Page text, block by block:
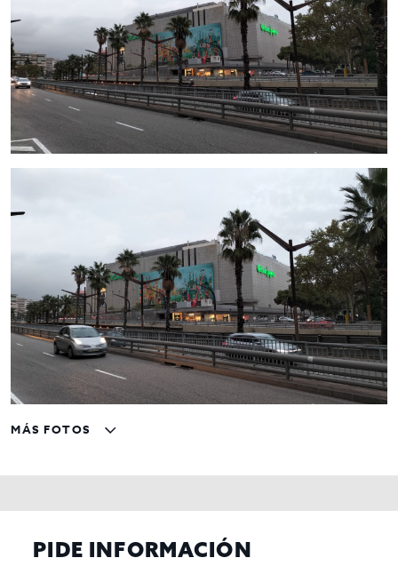
Contacta con Inmo Olaya, tu agencia experta enreal estate
y proyectos de inversión enBarcelona.
MÁS FOTOS
PIDE INFORMACIÓN